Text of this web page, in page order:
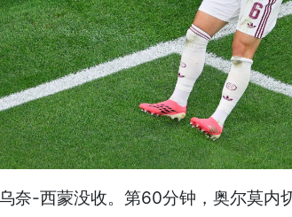
-西蒙没收。第60分钟，奥尔莫内